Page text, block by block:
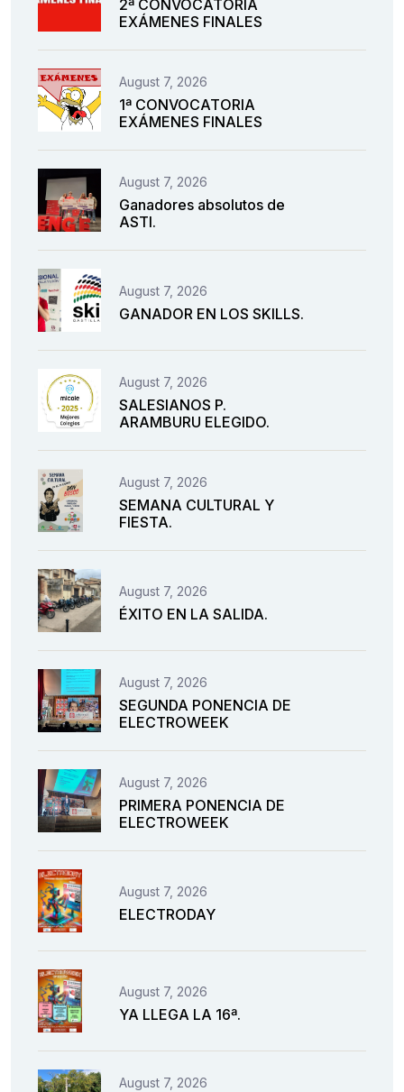
2ª CONVOCATORIA
EXÁMENES FINALES
August 7, 2026
1ª CONVOCATORIA
EXÁMENES FINALES
August 7, 2026
Ganadores absolutos de
ASTI.
August 7, 2026
GANADOR EN LOS SKILLS.
August 7, 2026
SALESIANOS P.
ARAMBURU ELEGIDO.
August 7, 2026
SEMANA CULTURAL Y
FIESTA.
August 7, 2026
ÉXITO EN LA SALIDA.
August 7, 2026
SEGUNDA PONENCIA DE
ELECTROWEEK
August 7, 2026
PRIMERA PONENCIA DE
ELECTROWEEK
August 7, 2026
ELECTRODAY
August 7, 2026
YA LLEGA LA 16ª.
August 7, 2026